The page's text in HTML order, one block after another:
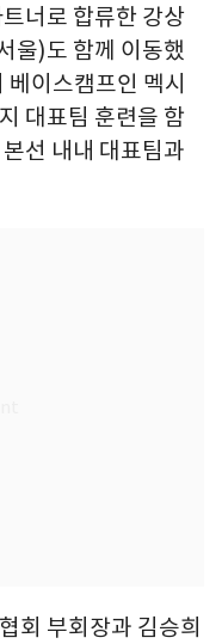
너로 합류한 강상
울)도 함께 이동했
이스캠프인 멕시
대표팀 훈련을 함
선 내내 대표팀과
회 부회장과 김승희